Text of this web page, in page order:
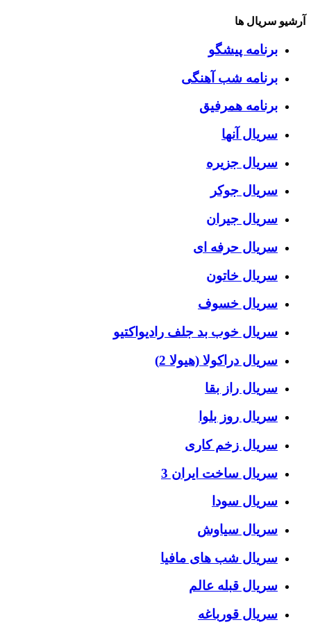
آرشیو سریال ها
برنامه پیشگو
برنامه شب آهنگی
برنامه همرفیق
سریال آنها
سریال جزیره
سریال جوکر
سریال جیران
سریال حرفه ای
سریال خاتون
سریال خسوف
سریال خوب بد جلف رادیواکتیو
سریال دراکولا (هیولا 2)
سریال راز بقا
سریال روز بلوا
سریال زخم کاری
سریال ساخت ایران 3
سریال سودا
سریال سیاوش
سریال شب های مافیا
سریال قبله عالم
سریال قورباغه